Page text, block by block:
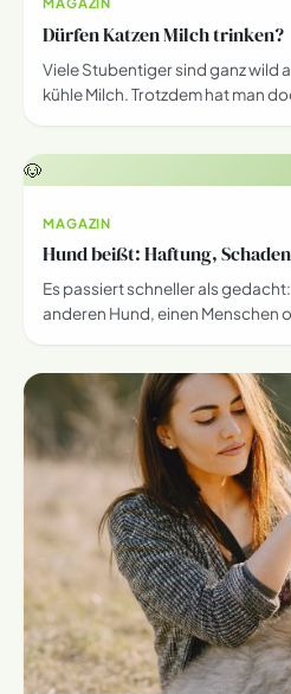
Dürfen Katzen Milch trinken?
Viele Stubentiger sind ganz wild
kühle Milch. Trotzdem hat man
🐶
MAGAZIN
Hund beißt: Haftung,
Es passiert schneller als
anderen Hund, einen Menschen